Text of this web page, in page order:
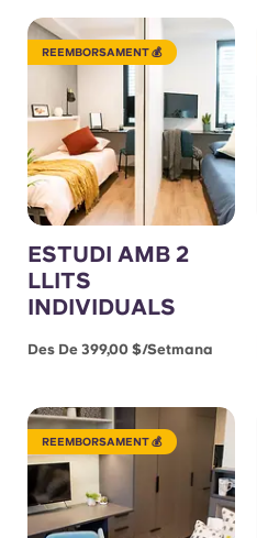
REEMBORSAMENT 💰
ESTUDI AMB 2
LLITS
INDIVIDUALS
Des De 399,00 $/setmana
REEMBORSAMENT 💰